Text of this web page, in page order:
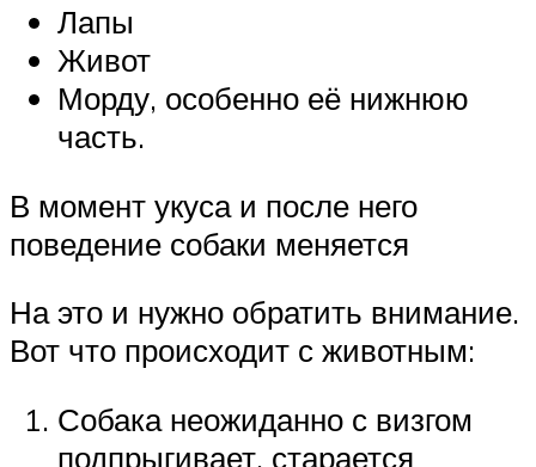
Лапы
Живот
Морду, особенно её нижнюю
часть.
В момент укуса и после него
поведение собаки меняется
На это и нужно обратить внимание.
Вот что происходит с животным:
Собака неожиданно с визгом
подпрыгивает, старается